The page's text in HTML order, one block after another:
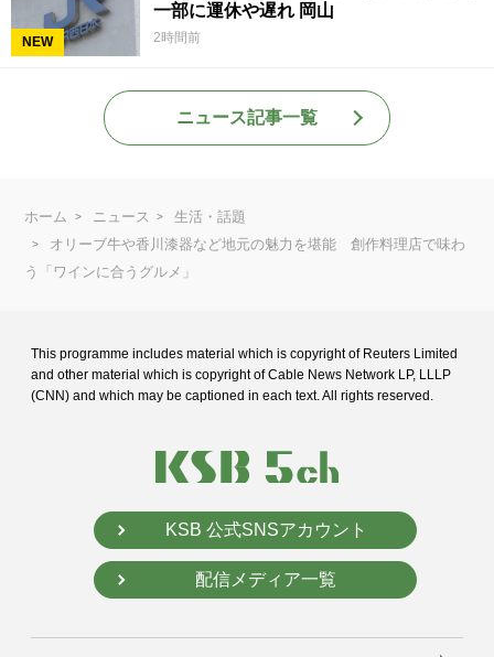
NEW
一部に運休や遅れ 岡山
2時間前
ニュース記事一覧
ホーム ニュース
生活・話題
オリーブ牛や香川漆器など地元の魅力を堪能 創作料理店で味わ
う「ワインに合うグルメ」
This programme includes material which is copyright of Reuters Limited
and other material which is copyright of Cable News Network LP, LLLP
(CNN) and which may be captioned in each text. All rights reserved.
KSB 公式SNSアカウント
配信メディア一覧